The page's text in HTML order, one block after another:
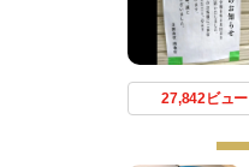
27,842ビュー